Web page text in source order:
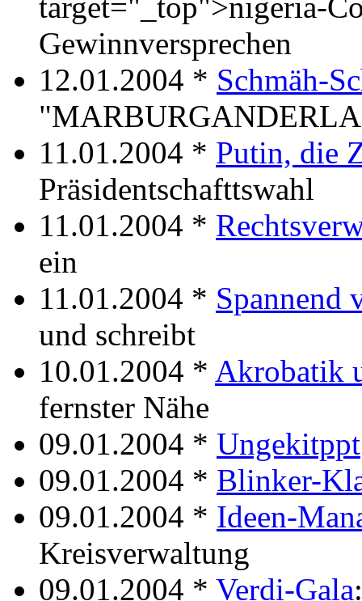
Gewinnversprechen
12.01.2004 * Schmäh-
11.01.2004 * Putin, die
Präsidentschafttswahl
11.01.2004 *
ein
11.01.2004 * Spannend
und schreibt
10.01.2004 * Akrobatik
fernster Nähe
09.01.2004 * Ungekitppt
09.01.2004 * Blinker-
09.01.2004 * Ideen-
Kreisverwaltung
09.01.2004 * Verdi-Gala